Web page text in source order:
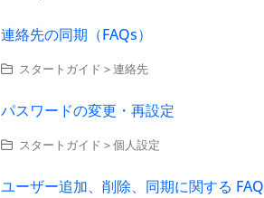
連絡先の同期（FAQs）
スタートガイド > 連絡先
パスワードの変更・再設定
スタートガイド > 個人設定
ユーザー追加、削除、同期に関する FAQ